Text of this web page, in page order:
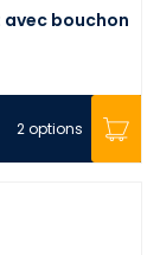
bouchon
2 options